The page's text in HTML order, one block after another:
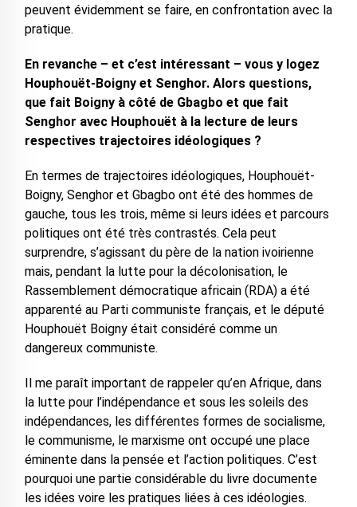
peuvent évidemment se faire, en confrontation avec la
pratique.
En revanche – et c’est intéressant – vous y logez
Houphouët-Boigny et Senghor. Alors questions,
que fait Boigny à côté de Gbagbo et que fait
Senghor avec Houphouët à la lecture de leurs
respectives trajectoires idéologiques ?
En termes de trajectoires idéologiques, Houphouët-
Boigny, Senghor et Gbagbo ont été des hommes de
gauche, tous les trois, même si leurs idées et parcours
politiques ont été très contrastés. Cela peut
surprendre, s’agissant du père de la nation ivoirienne
mais, pendant la lutte pour la décolonisation, le
Rassemblement démocratique africain (RDA) a été
apparenté au Parti communiste français, et le député
Houphouët Boigny était considéré comme un
dangereux communiste.
Il me paraît important de rappeler qu’en Afrique, dans
la lutte pour l’indépendance et sous les soleils des
indépendances, les différentes formes de socialisme,
le communisme, le marxisme ont occupé une place
éminente dans la pensée et l’action politiques. C’est
pourquoi une partie considérable du livre documente
les idées voire les pratiques liées à ces idéologies.